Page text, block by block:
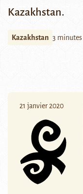
Kazakhstan.
Kazakhstan 3 minutes
21 janvier 2020